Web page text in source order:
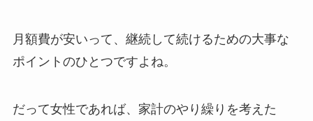
月額費が安いって、継続して続けるための大事な
ポイントのひとつですよね。
だって女性であれば、家計のやり繰りを考えた